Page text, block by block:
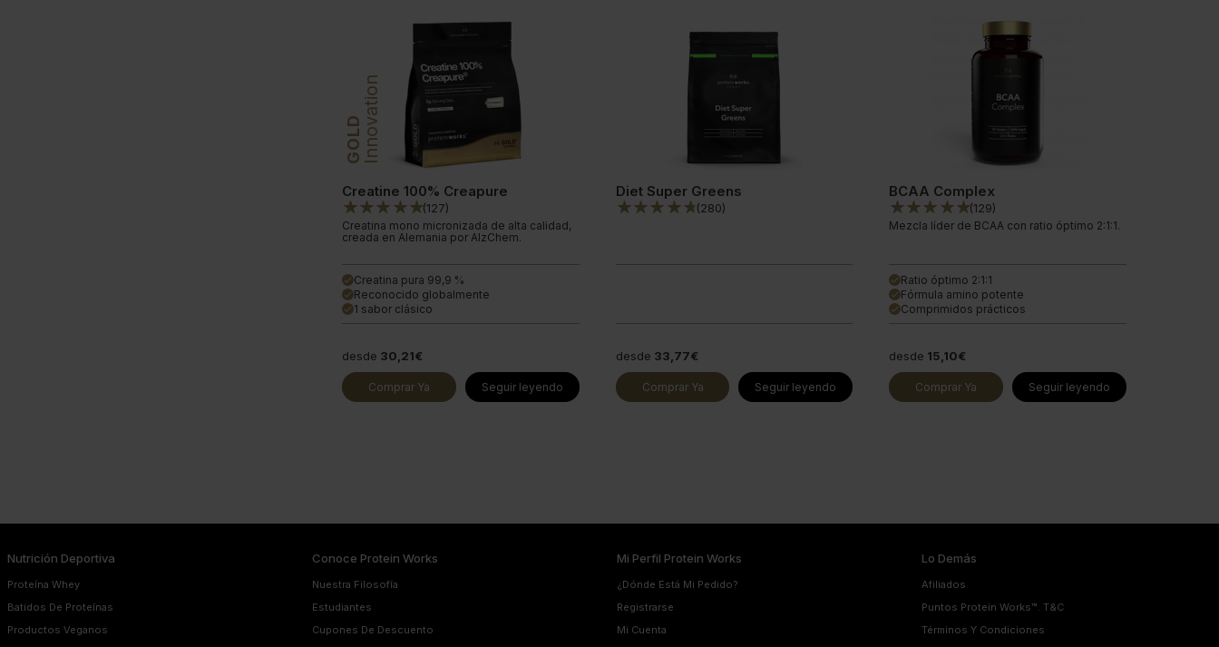
GOLDInnovation
Creatine 100% Creapure
(127)
Creatina mono micronizada de alta calidad,
creada en Alemania por AlzChem.
done Creatina pura 99,9 %
done Reconocido globalmente
done 1 sabor clásico
desde 30,21€
Comprar Ya Seguir leyendo
Diet Super Greens
(280)
desde 33,77€
Comprar Ya Seguir leyendo
BCAA Complex
(129)
Mezcla líder de BCAA con ratio óptimo 2:1:1.
doneRatio óptimo 2:1:1
doneFórmula amino potente
doneComprimidos prácticos
desde 15,10€
Comprar Ya Seguir leyendo
Nutrición Deportiva
Proteína Whey
Batidos De Proteínas
Productos Veganos
Conoce Protein Works
Nuestra Filosofía
Estudiantes
Cupones De Descuento
Mi Perfil Protein Works
¿Dónde Está Mi Pedido?
Registrarse
Mi Cuenta
Lo Demás
Afiliados
Puntos Protein Works™. T&C
Términos Y Condiciones